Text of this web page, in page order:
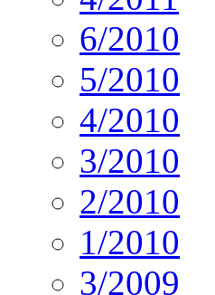
6/2010
5/2010
4/2010
3/2010
2/2010
1/2010
3/2009